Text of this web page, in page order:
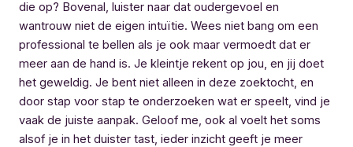
die op? Bovenal, luister naar dat oudergevoel en
wantrouw niet de eigen intuïtie. Wees niet bang om een
professional te bellen als je ook maar vermoedt dat er
meer aan de hand is. Je kleintje rekent op jou, en jij doet
het geweldig. Je bent niet alleen in deze zoektocht, en
door stap voor stap te onderzoeken wat er speelt, vind je
vaak de juiste aanpak. Geloof me, ook al voelt het soms
alsof je in het duister tast, ieder inzicht geeft je meer